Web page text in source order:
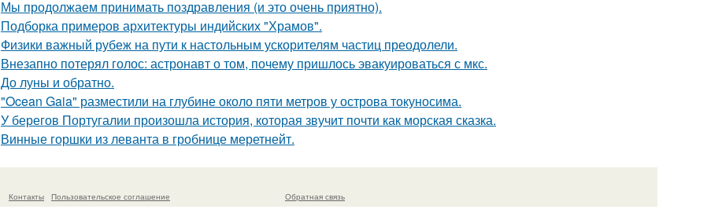
Мы продолжаем принимать поздравления (и это очень приятно).
Подборка примеров архитектуры индийских "Храмов".
Физики важный рубеж на пути к настольным ускорителям частиц преодолели.
Внезапно потерял голос: астронавт о том, почему пришлось эвакуироваться с мкс.
До луны и обратно.
"Ocean Gaia" разместили на глубине около пяти метров у острова токуносима.
У берегов Португалии произошла история, которая звучит почти как морская сказка.
Винные горшки из леванта в гробнице меретнейт.
Контакты Пользовательское соглашение Обратная связь